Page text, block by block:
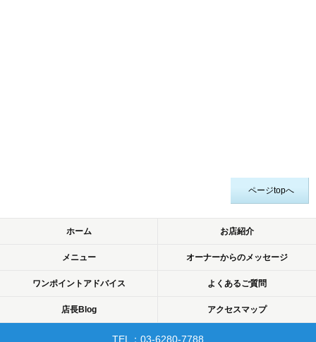
ページtopへ
ホーム お店紹介
メニュー オーナーからのメッセージ
ワンポイントアドバイス よくあるご質問
店長Blog アクセスマップ
TEL：03-6280-7788